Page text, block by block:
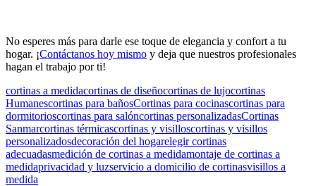
No esperes más para darle ese toque de elegancia y confort a tu
hogar. ¡Contáctanos hoy mismo y deja que nuestros profesionales
hagan el trabajo por ti!
cortinas a medidacortinas de diseñocortinas de lujocortinas
Humanescortinas para bañosCortinas para cocinascortinas para
dormitorioscortinas para salóncortinas personalizadasCortinas
Sanmarcortinas térmicascortinas y visilloscortinas y visillos
personalizadosdecoración del hogarelegir cortinas
adecuadasmedición de cortinas a medidamontaje de cortinas a
medidaprivacidad y luzservicio a domicilio de cortinasvisillos a
medida